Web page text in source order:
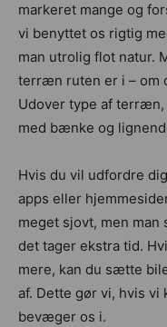
markeret mange og
vi benyttet os rigtig
man utrolig flot natur.
terræn ruten er i –
Udover type af
med bænke og
Hvis du vil udfordre
apps eller
meget sjovt, men
det tager ekstra tid.
mere, kan du sætte
af. Dette gør vi, hvis
bevæger os i.